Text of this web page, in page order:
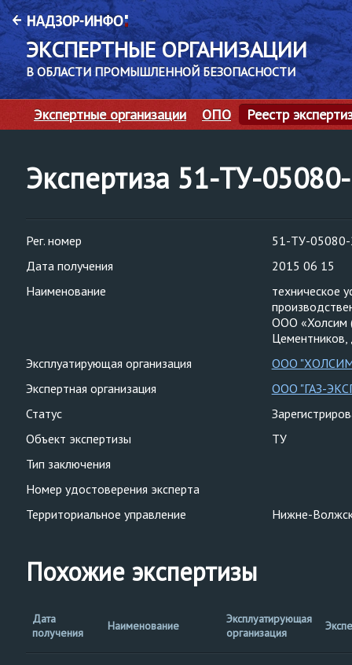
ЭКСПЕРТНЫЕ ОРГАНИЗАЦИИ
В ОБЛАСТИ ПРОМЫШЛЕННОЙ БЕЗОПАСНОСТИ
Экспертные организации ОПО Реестр
Экспертиза 51-ТУ-
Рег. номер
51-ТУ-
Дата получения
2015 06 15
Наименование
техническое
ООО «Холсим
Цементников,
Эксплуатирующая организация
ООО
Экспертная организация
ООО "ГАЗ-
Статус
Объект экспертизы
ТУ
Тип заключения
Номер удостоверения эксперта
Территориальное управление
Нижне-
Похожие экспертизы
Дата
получения
Наименование
Эксплуатирующая
организация